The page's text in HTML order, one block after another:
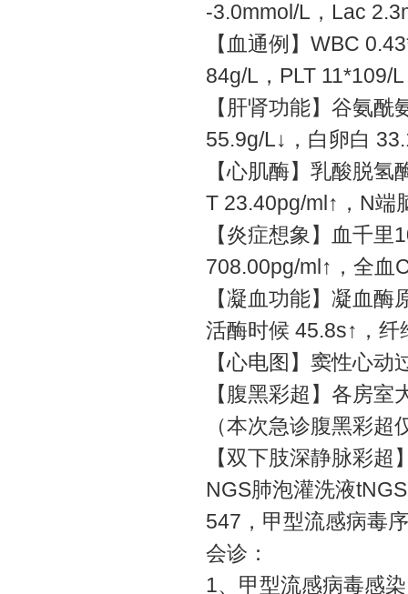
-3.0mmol/L，Lac
【血通例】WBC
84g/L，PLT 11*109/
【肝肾功能】谷氨
55.9g/L↓，白卵白
【心肌酶】乳酸脱
T 23.40pg/ml↑，N端
【炎症想象】血千
708.00pg/ml↑，全血
【凝血功能】凝血
活酶时候 45.8s↑，
【心电图】窦性心
【腹黑彩超】各房
（本次急诊腹黑彩
【双下肢深静脉彩
NGS肺泡灌洗液
547，甲型流感病毒
会诊：
1、甲型流感病毒感